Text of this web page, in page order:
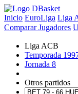
Inicio EuroLiga Liga
Comparar Jugadores
Liga ACB
Temporada
Jornada 8
Otros partidos